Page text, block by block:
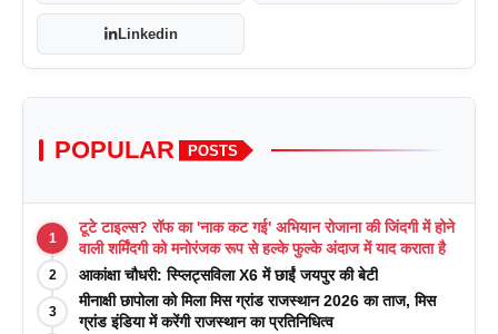
Linkedin
POPULAR POSTS
1
टूटे टाइल्स? रॉफ का 'नाक कट गई' अभियान रोजाना की जिंदगी में होने
वाली शर्मिंदगी को मनोरंजक रूप से हल्के फुल्के अंदाज में याद कराता है
2 आकांक्षा चौधरी: स्प्लिट्सविला X6 में छाईं जयपुर की बेटी
3
मीनाक्षी छापोला को मिला मिस ग्रांड राजस्थान 2026 का ताज, मिस
ग्रांड इंडिया में करेंगी राजस्थान का प्रतिनिधित्व